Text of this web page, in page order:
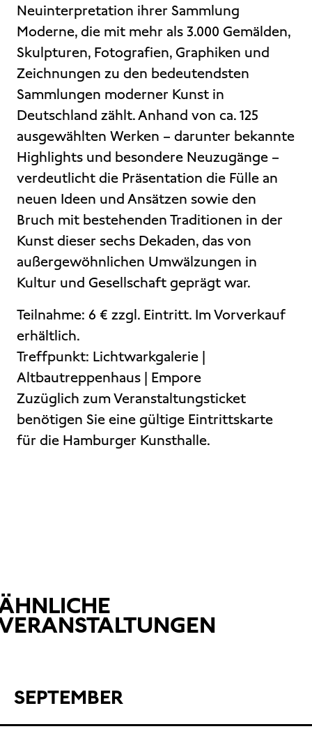
Neuinterpretation ihrer Sammlung
Moderne, die mit mehr als 3.000 Gemälden,
Skulpturen, Fotografien, Graphiken und
Zeichnungen zu den bedeutendsten
Sammlungen moderner Kunst in
Deutschland zählt. Anhand von ca. 125
ausgewählten Werken – darunter bekannte
Highlights und besondere Neuzugänge –
verdeutlicht die Präsentation die Fülle an
neuen Ideen und Ansätzen sowie den
Bruch mit bestehenden Traditionen in der
Kunst dieser sechs Dekaden, das von
außergewöhnlichen Umwälzungen in
Kultur und Gesellschaft geprägt war.
Teilnahme: 6 € zzgl. Eintritt. Im Vorverkauf
erhältlich.
Treffpunkt: Lichtwarkgalerie |
Altbautreppenhaus | Empore
Zuzüglich zum Veranstaltungsticket
benötigen Sie eine gültige Eintrittskarte
für die Hamburger Kunsthalle.
SEPTEMBER